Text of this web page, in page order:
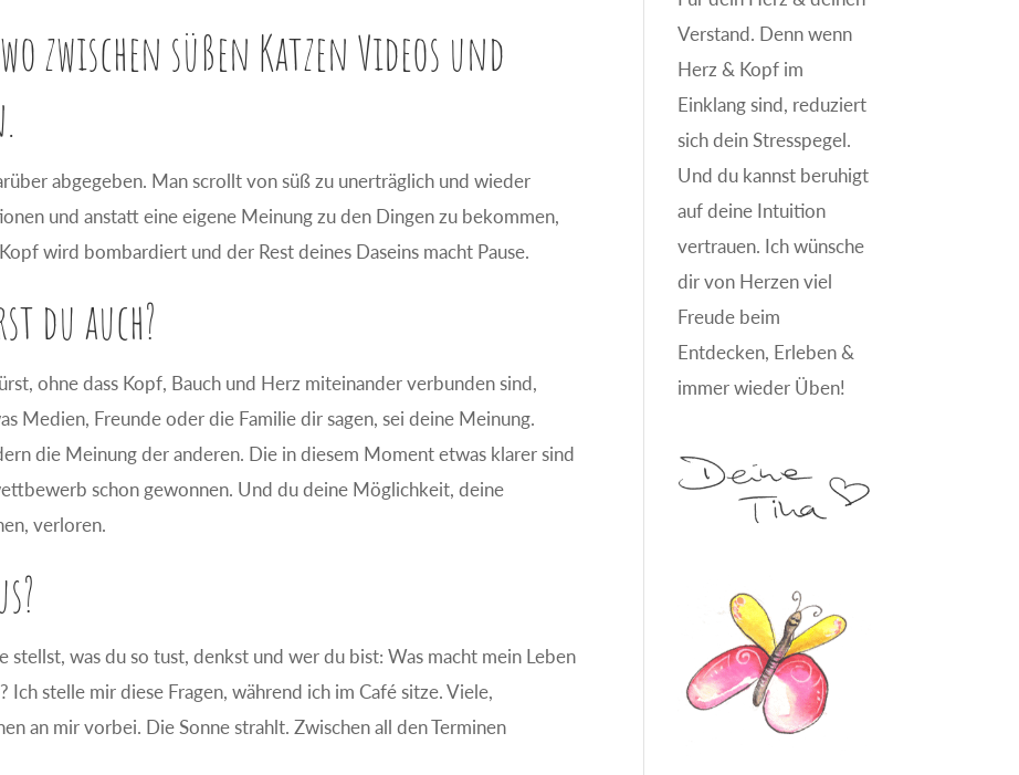
zwischen süßen Katzen Videos und
abgegeben. Man scrollt von süß zu unerträglich und wieder
und anstatt eine eigene Meinung zu den Dingen zu bekommen,
wird bombardiert und der Rest deines Daseins macht Pause.
du auch?
ohne dass Kopf, Bauch und Herz miteinander verbunden sind,
Medien, Freunde oder die Familie dir sagen, sei deine Meinung.
die Meinung der anderen. Die in diesem Moment etwas klarer sind
schon gewonnen. Und du deine Möglichkeit, deine
verloren.
stellst, was du so tust, denkst und wer du bist: Was macht mein Leben
Ich stelle mir diese Fragen, während ich im Café sitze. Viele,
an mir vorbei. Die Sonne strahlt. Zwischen all den Terminen
Verstand. Denn wenn
Herz & Kopf im
Einklang sind, reduziert
sich dein Stresspegel.
Und du kannst beruhigt
auf deine Intuition
vertrauen. Ich wünsche
dir von Herzen viel
Freude beim
Entdecken, Erleben &
immer wieder Üben!